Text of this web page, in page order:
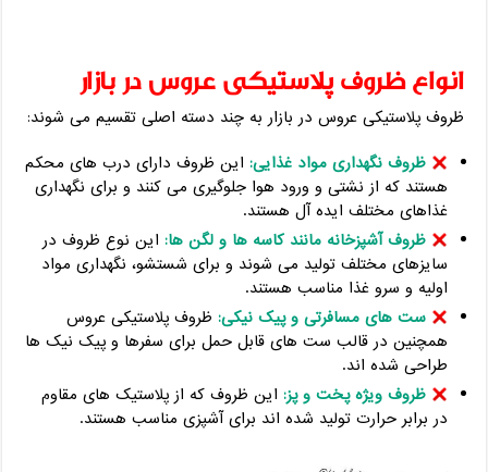
انواع ظروف پلاستیکی عروس در بازار
ظروف پلاستیکی عروس در بازار به چند دسته اصلی تقسیم می شوند:
ظروف نگهداری مواد غذایی: این ظروف دارای درب های محکم
هستند که از نشتی و ورود هوا جلوگیری می کنند و برای نگهداری
غذاهای مختلف ایده آل هستند.
ظروف آشپزخانه مانند کاسه ها و لگن ها: این نوع ظروف در
سایزهای مختلف تولید می شوند و برای شستشو، نگهداری مواد
اولیه و سرو غذا مناسب هستند.
ست های مسافرتی و پیک نیکی: ظروف پلاستیکی عروس
همچنین در قالب ست های قابل حمل برای سفرها و پیک نیک ها
طراحی شده اند.
ظروف ویژه پخت و پز: این ظروف که از پلاستیک های مقاوم
در برابر حرارت تولید شده اند برای آشپزی مناسب هستند.